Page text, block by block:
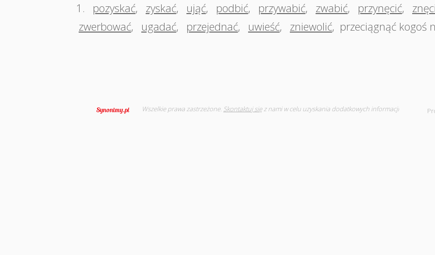
1.
pozyskać, zyskać, ująć, podbić, przywabić, zwabić, przynęcić,
zwerbować, ugadać, przejednać, uwieść, zniewolić, przeciągnąć kogoś
Wszelkie prawa zastrzeżone. Skontaktuj sięz nami w celu uzyskania dodatkowych informacji